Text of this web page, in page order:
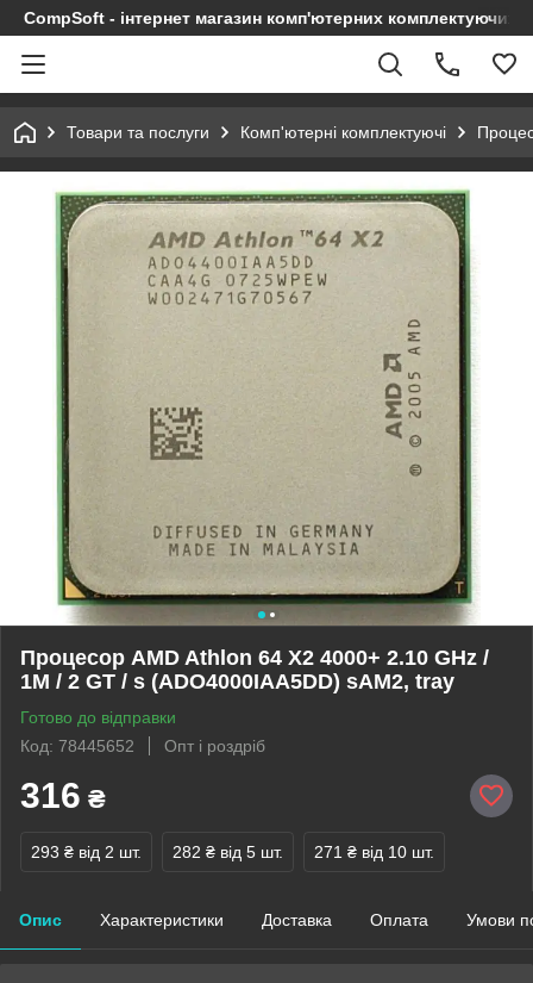
CompSoft - інтернет магазин комп'ютерних комплектуючих
Товари та послуги Комп'ютерні комплектуючі
Процесор AMD Athlon 64 X2 4000+ 2.10 GHz /
1M / 2 GT / s (ADO4000IAA5DD) sAM2, tray
Готово до відправки
Код: 78445652
Опт і роздріб
316 ₴
293 ₴ від 2 шт. 282 ₴ від 5 шт. 271 ₴ від 10 шт.
Опис Характеристики Доставка Оплата Умови